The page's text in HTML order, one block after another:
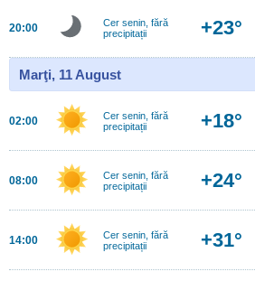
20:00
Cer senin, fără
precipitații
+23°
Marţi, 11 August
02:00
Cer senin, fără
precipitații
+18°
08:00
Cer senin, fără
precipitații
+24°
14:00
Cer senin, fără
precipitații
+31°